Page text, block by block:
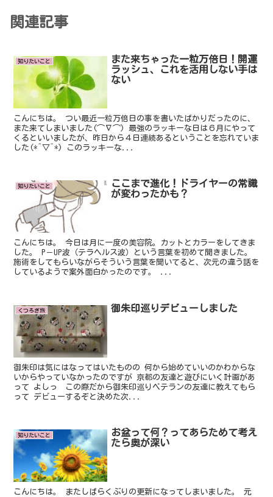
関連記事
知りたいこと
また来ちゃった一粒万倍日！開運
ラッシュ、これを活用しない手は
ない
こんにちは。 つい最近一粒万倍日の事を書いたばかりだったのに、
また来てしまいました(⌒∇⌒) 最強のラッキーな日は６月にやって
くるといいましたが、昨日から４日連続あるということを忘れていま
した(*^▽^*) このラッキーな...
知りたいこと
ここまで進化！ドライヤーの常識
が変わったかも？
こんにちは。 今日は月に一度の美容院。カットとカラーをしてきま
した。 P－UP波（テラヘルス波）という言葉を初めて聞きました。
施術をしてもらいながらそういう言葉を聞いてると、次元の違う話を
しているようで案外面白かったのです。 ...
くつろぎ旅 御朱印巡りデビューしました
御朱印は気にはなってはいたものの 何から始めていいのかわからな
いからやっていなかったのですが 京都の友達と遊びにいく計画があ
って よしっ この際だから御朱印巡りベテランの友達に教えてもら
って デビューするぞと決めた次...
知りたいこと
お盆って何？ってあらためて考え
たら奥が深い
こんにちは。 またしばらくぶりの更新になってしまいました。 元